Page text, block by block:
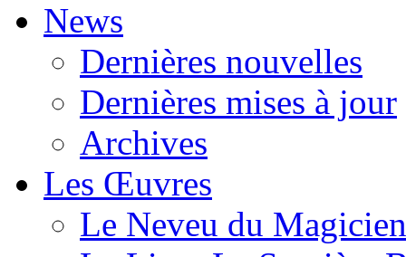
News
Dernières nouvelles
Dernières mises à jour
Archives
Les Œuvres
Le Neveu du Magicien